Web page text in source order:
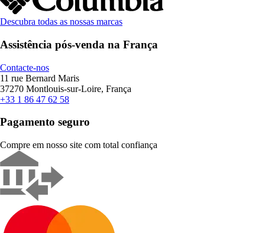
Descubra todas as nossas marcas
Assistência pós-venda na França
Contacte-nos
11 rue Bernard Maris
37270 Montlouis-sur-Loire, França
+33 1 86 47 62 58
Pagamento seguro
Compre em nosso site com total confiança